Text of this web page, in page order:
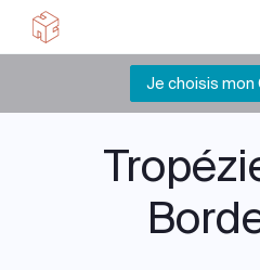
Je choisis